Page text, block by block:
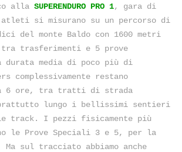
alla SUPERENDURO PRO 1, gara di
atleti si misurano su un percorso di
del monte Baldo con 1600 metri
trasferimenti e 5 prove
media di poco più di
complessivamente restano
6 ore, tra tratti di strada
lungo i bellissimi sentieri
track. I pezzi fisicamente più
le Prove Speciali 3 e 5, per la
Ma sul tracciato abbiamo anche